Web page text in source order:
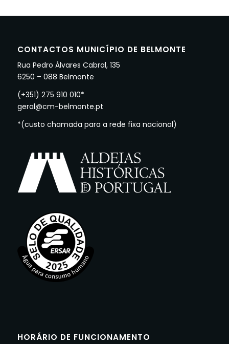
CONTACTOS MUNICÍPIO DE BELMONTE
Rua Pedro Álvares Cabral, 135
6250 – 088 Belmonte
(+351) 275 910 010*
geral@cm-belmonte.pt
*(custo chamada para a rede fixa nacional)
HORÁRIO DE FUNCIONAMENTO